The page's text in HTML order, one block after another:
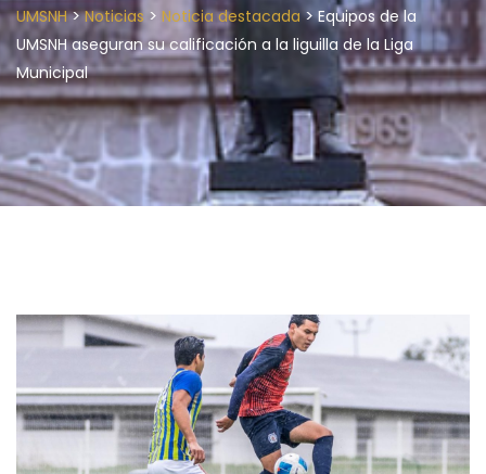
UMSNH>Noticias > Noticia destacada>Equipos de la
UMSNH aseguran su calificación a la liguilla de la Liga
Municipal